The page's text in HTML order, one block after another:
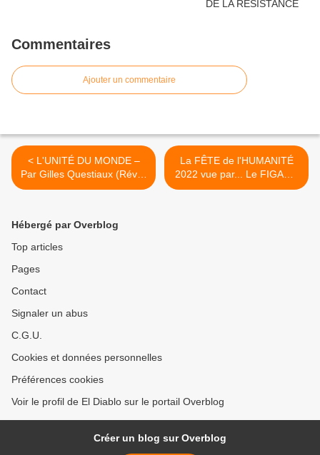
Commentaires
Ajouter un commentaire
< L'UNITÉ DU MONDE –
Par Gilles Questiaux (Réveil
communiste)
La FÊTE de l'HUMANITÉ
2022 vue par... Le FIGARO
>
Hébergé par Overblog
Top articles
Pages
Contact
Signaler un abus
C.G.U.
Cookies et données personnelles
Préférences cookies
Voir le profil de El Diablo sur le portail Overblog
Créer un blog sur Overblog